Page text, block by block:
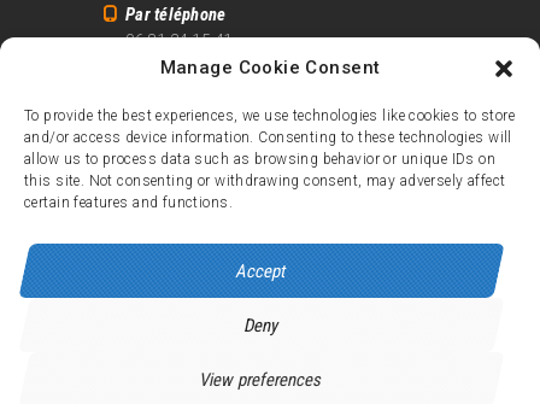
Manage Cookie Consent
To provide the best experiences, we use technologies like cookies to store
and/or access device information. Consenting to these technologies will
allow us to process data such as browsing behavior or unique IDs on
this site. Not consenting or withdrawing consent, may adversely affect
certain features and functions.
Accept
Deny
View preferences
Par téléphone
06 81 24 15 41
info@alpe21.fr
Mentions légales
Contact
crédits